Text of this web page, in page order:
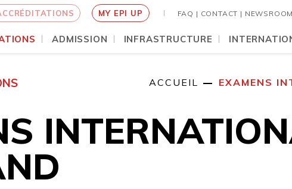
MY EPI UP FAQ | CONTACT | NEWSROOM
ADMISSION INFRASTRUCTURE
ACCUEIL EXAMENS